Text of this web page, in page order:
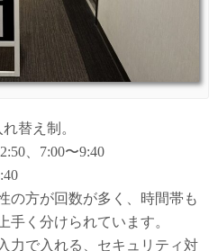
替え制。
、7:00〜9:40
の方が回数が多く、時間帯も
手く分けられています。
力で入れる、セキュリティ対